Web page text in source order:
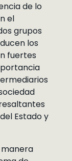
de lo
el
grupos
los
fuertes
Estado y